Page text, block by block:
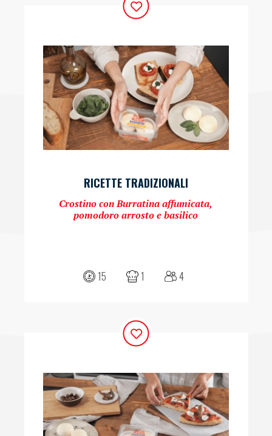
RICETTE TRADIZIONALI
Crostino con Burratina affumicata,
pomodoro arrosto e basilico
15 1 4